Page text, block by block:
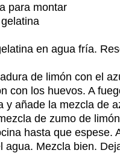
para montar
en agua fría.
de limón con el
con los huevos. A
y añade la mezcla de
de zumo de
hasta que espese.
agua. Mezcla bien.